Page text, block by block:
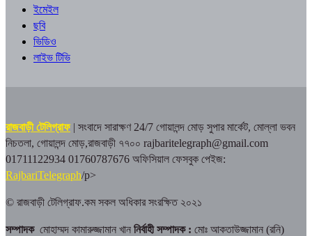
ইমেইল
ছবি
ভিডিও
লাইভ টিভি
রাজবাড়ী টেলিগ্রাফ | সংবাদে সারাক্ষণ 24/7 গোয়ালন্দ মোড় সুপার মার্কেট, মোল্লা ভবন
নিচতলা, গোয়ালন্দ মোড়,রাজবাড়ী ৭৭০০ rajbaritelegraph@gmail.com
01711122934 01760787676 অফিসিয়াল ফেসবুক পেইজ:
RajbariTelegraph/p>
© রাজবাড়ী টেলিগ্রাফ.কম সকল অধিকার সংরক্ষিত ২০২১
সম্পাদক মোহাম্মদ কামারুজ্জামান খান নির্বাহী সম্পাদক : মোঃ আকতাউজ্জামান (রনি)